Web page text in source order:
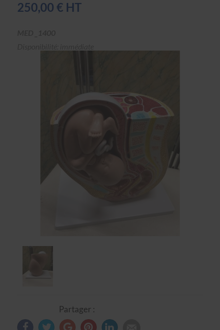
250,00 € HT
Partager :